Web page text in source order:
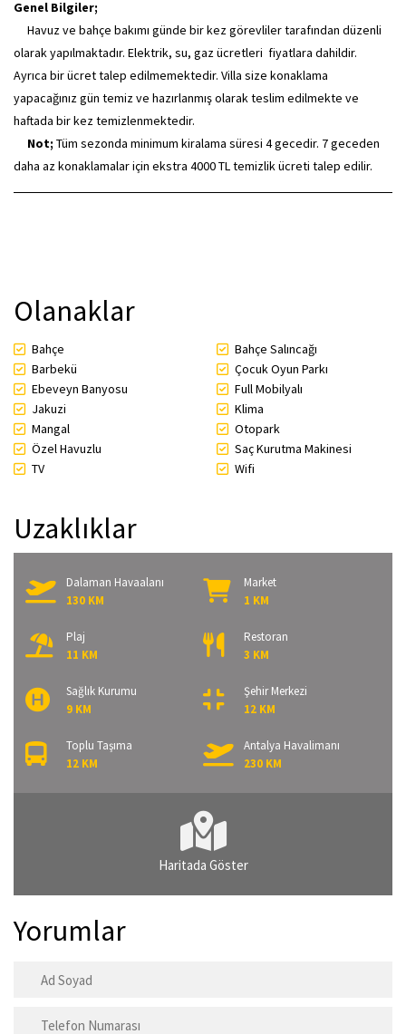
Genel Bilgiler;
Havuz ve bahçe bakımı günde bir kez görevliler tarafından düzenli
olarak yapılmaktadır. Elektrik, su, gaz ücretleri fiyatlara dahildir.
Ayrıca bir ücret talep edilmemektedir. Villa size konaklama
yapacağınız gün temiz ve hazırlanmış olarak teslim edilmekte ve
haftada bir kez temizlenmektedir.
Not; Tüm sezonda minimum kiralama süresi 4 gecedir. 7 geceden
daha az konaklamalar için ekstra 4000 TL temizlik ücreti talep edilir.
Olanaklar
Bahçe
Bahçe Salıncağı
Barbekü
Çocuk Oyun Parkı
Ebeveyn Banyosu
Full Mobilyalı
Jakuzi
Klima
Mangal
Otopark
Özel Havuzlu
Saç Kurutma Makinesi
TV
Wifi
Uzaklıklar
Dalaman Havaalanı
130 KM
Market
1 KM
Plaj
11 KM
Restoran
3 KM
Sağlık Kurumu
9 KM
Şehir Merkezi
12 KM
Toplu Taşıma
12 KM
Antalya Havalimanı
230 KM
Haritada Göster
Yorumlar